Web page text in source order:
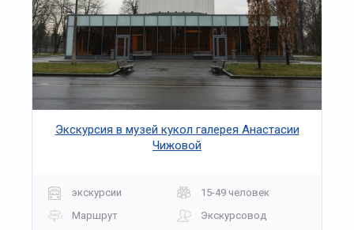
Экскурсия в музей кукол галерея Анастасии
Чижовой
экскурсии
15-49 человек
Маршрут
Экскурсовод